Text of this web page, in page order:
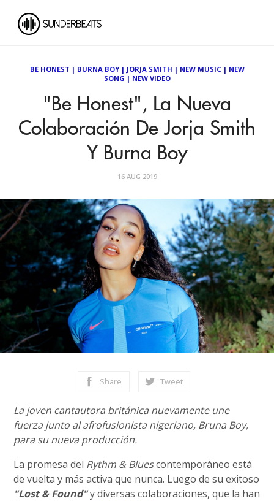
BE HONEST | BURNA BOY| JORJA SMITH | NEW MUSIC| NEW
SONG | NEW VIDEO
"Be Honest", La Nueva
Colaboración De Jorja Smith
Y Burna Boy
16 AUG 2019
Share Tweet
La joven cantautora británica nuevamente une
fuerza junto al afrofusionista nigeriano, Bruna Boy,
para su nueva producción.
La promesa del Rythm & Bluescontemporáneo está
de vuelta y más activa que nunca. Luego de su exitoso
"Lost & Found"y diversas colaboraciones, que la han